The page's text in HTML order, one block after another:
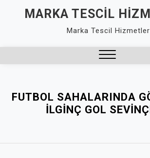
MARKA TESCIL
Marka Tescil
FUTBOL SAHALARINDA
İLGINÇ GOL